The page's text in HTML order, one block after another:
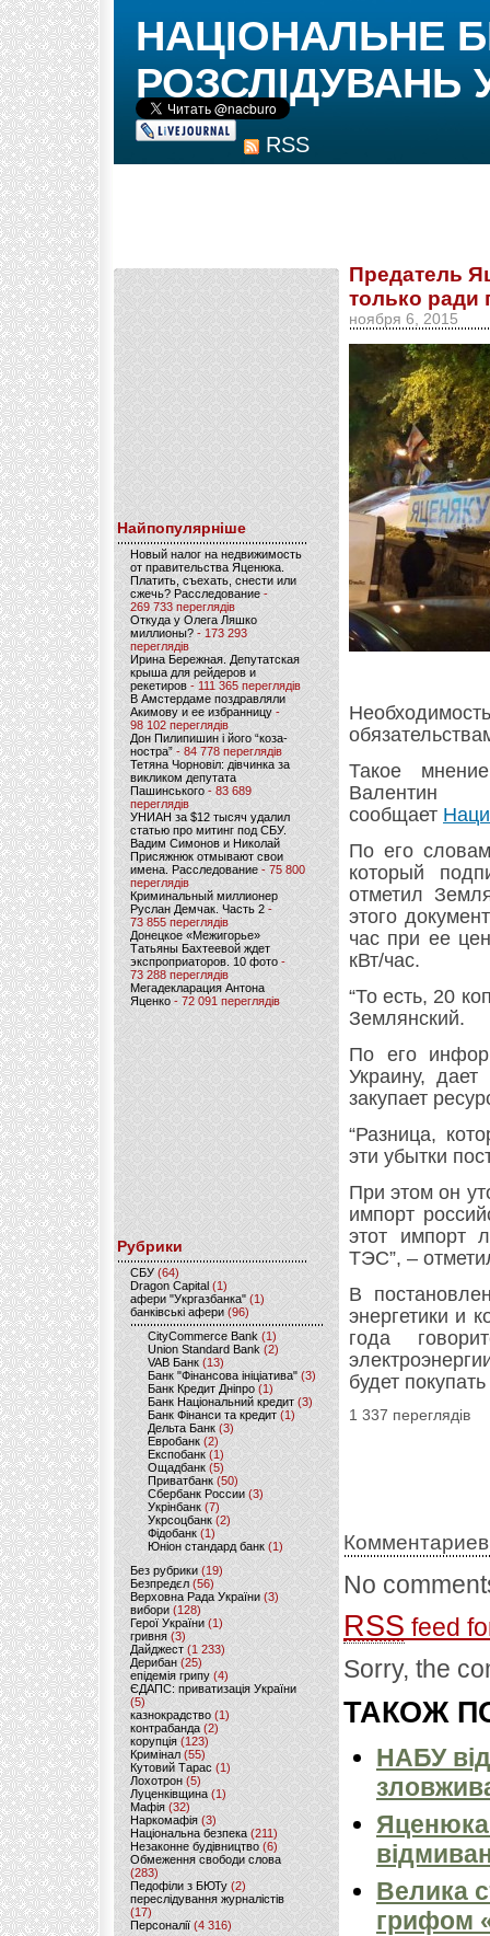
RSS
НАЦІОНАЛЬНЕ
РОЗСЛІДУВАНЬ
Найпопулярніше
Новый налог на недвижимость
от правительства Яценюка.
Платить, съехать, снести или
сжечь? Расследование-
269 733 переглядів
Откуда у Олега Ляшко
миллионы? - 173 293
переглядів
Ирина Бережная. Депутатская
крыша для рейдеров и
рекетиров - 111 365 переглядів
В Амстердаме поздравляли
Акимову и ее избранницу -
98 102 переглядів
Дон Пилипишин і його “коза-
ностра” - 84 778 переглядів
Тетяна Чорновіл: дівчинка за
викликом депутата
Пашинського- 83 689
переглядів
УНИАН за $12 тысяч удалил
статью про митинг под СБУ.
Вадим Симонов и Николай
Присяжнюк отмывают свои
имена. Расследование - 75 800
переглядів
Криминальный миллионер
Руслан Демчак. Часть 2-
73 855 переглядів
Донецкое «Межигорье»
Татьяны Бахтеевой ждет
экспроприаторов. 10 фото -
73 288 переглядів
Мегадекларация Антона
Яценко - 72 091 переглядів
Рубрики
CБУ (64)
Dragon Capital (1)
афери "Укргазбанка" (1)
банківські афери (96)
CityCommerce Bank (1)
Union Standard Bank (2)
VAB Банк (13)
Банк "Фінансова ініціатива" (3)
Банк Кредит Дніпро (1)
Банк Національний кредит (3)
Банк Фінанси та кредит (1)
Дельта Банк (3)
Евробанк(2)
Експобанк (1)
Ощадбанк(5)
Приватбанк (50)
Сбербанк России (3)
Укрінбанк(7)
Укрсоцбанк (2)
Фідобанк (1)
Юніон стандард банк(1)
Без рубрики (19)
Безпредєл(56)
Верховна Рада України (3)
вибори(128)
Герої України(1)
гривня (3)
Дайджест (1 233)
Дерибан (25)
епідемія грипу (4)
ЄДАПС: приватизація України
(5)
казнокрадство (1)
контрабанда (2)
корупція (123)
Кримінал (55)
Кутовий Тарас (1)
Лохотрон(5)
Луценківщина (1)
Мафія (32)
Наркомафія (3)
Національна безпека (211)
Незаконне будівництво(6)
Обмеження свободи слова
(283)
Педофіли з БЮТу (2)
переслідування журналістів
(17)
Персоналії (4 316)
Предатель
только ради
ноября 6, 2015
Такое
Валентин
сообщает
По его
который
отметил
этого
час при ее
кВт/час.
“То есть, 20
Землянский.
По его
Украину,
закупает
“Разница,
эти убытки
При этом он
импорт
этот импорт
ТЭС”, –
В
энергетики и
года
будет
1 337 переглядів
No
RSS feed
Sorry, the
ТАКОЖ
НАБУ
Яценюка
Велика
грифом